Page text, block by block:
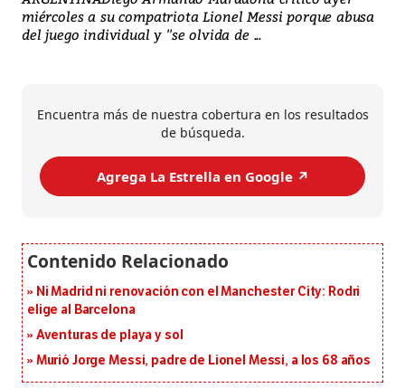
miércoles a su compatriota Lionel Messi porque abusa
del juego individual y ''se olvida de ...
Encuentra más de nuestra cobertura en los resultados
de búsqueda.
Agrega La Estrella en Google ↗️
Ni Madrid ni renovación con el Manchester City: Rodri
elige al Barcelona
Aventuras de playa y sol
Murió Jorge Messi, padre de Lionel Messi, a los 68 años